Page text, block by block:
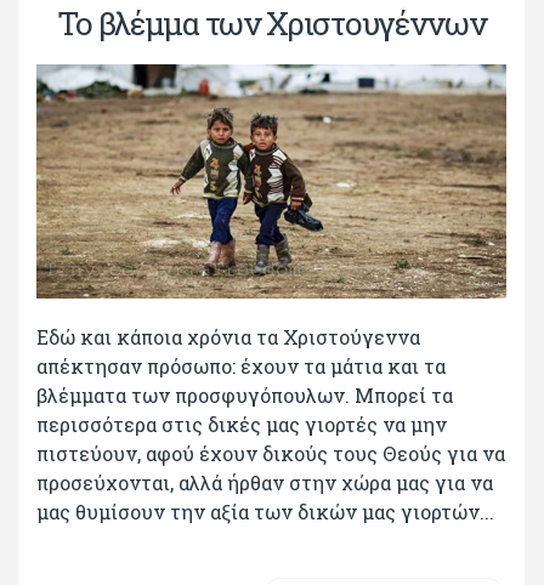
Το βλέμμα των Χριστουγέννων
Εδώ και κάποια χρόνια τα Χριστούγεννα
απέκτησαν πρόσωπο: έχουν τα μάτια και τα
βλέμματα των προσφυγόπουλων. Μπορεί τα
περισσότερα στις δικές μας γιορτές να μην
πιστεύουν, αφού έχουν δικούς τους Θεούς για να
προσεύχονται, αλλά ήρθαν στην χώρα μας για να
μας θυμίσουν την αξία των δικών μας γιορτών...